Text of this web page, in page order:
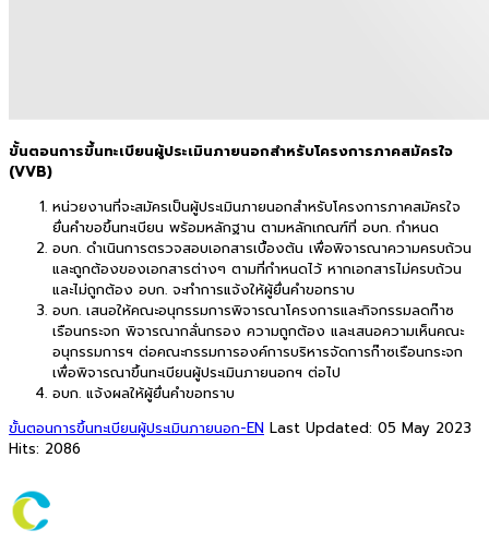
ขั้นตอนการขึ้นทะเบียนผู้ประเมินภายนอกสำหรับโครงการภาคสมัครใจ
(VVB)
หน่วยงานที่จะสมัครเป็นผู้ประเมินภายนอกสำหรับโครงการภาคสมัครใจ
ยื่นคำขอขึ้นทะเบียน พร้อมหลักฐาน ตามหลักเกณฑ์ที่ อบก. กำหนด
อบก. ดำเนินการตรวจสอบเอกสารเบื้องต้น เพื่อพิจารณาความครบถ้วน
และถูกต้องของเอกสารต่างๆ ตามที่กำหนดไว้ หากเอกสารไม่ครบถ้วน
และไม่ถูกต้อง อบก. จะทำการแจ้งให้ผู้ยื่นคำขอทราบ
อบก. เสนอให้คณะอนุกรรมการพิจารณาโครงการและกิจกรรมลดก๊าซ
เรือนกระจก พิจารณากลั่นกรอง ความถูกต้อง และเสนอความเห็นคณะ
อนุกรรมการฯ ต่อคณะกรรมการองค์การบริหารจัดการก๊าซเรือนกระจก
เพื่อพิจารณาขึ้นทะเบียนผู้ประเมินภายนอกฯ ต่อไป
อบก. แจ้งผลให้ผู้ยื่นคำขอทราบ
ขั้นตอนการขึ้นทะเบียนผู้ประเมินภายนอก-EN Last Updated: 05 May 2023
Hits: 2086